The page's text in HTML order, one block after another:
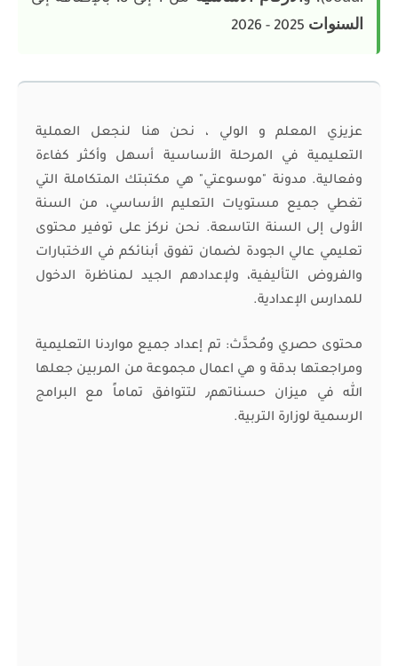
السنوات
عزيزي المعلم و الولي ، نحن هنا لنجعل العملية
التعليمية في المرحلة الأساسية أسهل وأكثر كفاءة
وفعالية. مدونة "موسوعتي" هي مكتبتك المتكاملة التي
تغطي جميع مستويات التعليم الأساسي، من السنة
الأولى إلى السنة التاسعة. نحن نركز على توفير محتوى
تعليمي عالي الجودة لضمان تفوق أبنائكم في الاختبارات
والفروض التأليفية، ولإعدادهم الجيد لـمناظرة الدخول
للمدارس الإعدادية.
محتوى حصري ومُحدَّث: تم إعداد جميع مواردنا التعليمية
ومراجعتها بدقة و هي اعمال مجموعة من المربين جعلها
الله في ميزان حسناتهم٫ لتتوافق تماماً مع البرامج
الرسمية لوزارة التربية.